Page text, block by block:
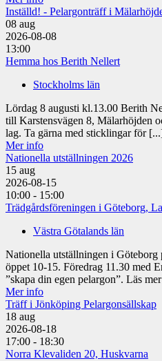
Inställd! - Pelargonträff i
08 aug
2026-08-08
13:00
Hemma hos Berith Nellert
Stockholms län
Lördag 8 augusti kl.13.00 Berith
till Karstensvägen 8, Mälarhöjden
lag. Ta gärna med sticklingar för
Mer info
Nationella utställningen 2026
15 aug
2026-08-15
10:00 - 15:00
Trädgårdsföreningen i Göteborg,
Västra Götalands län
Nationella utställningen i Göteborg
öppet 10-15. Föredrag 11.30 med
”skapa din egen pelargon”. Läs
Mer info
Träff i Jönköping Pelargonsällskap
18 aug
2026-08-18
17:00 - 18:30
Norra Klevaliden 20, Huskvarna